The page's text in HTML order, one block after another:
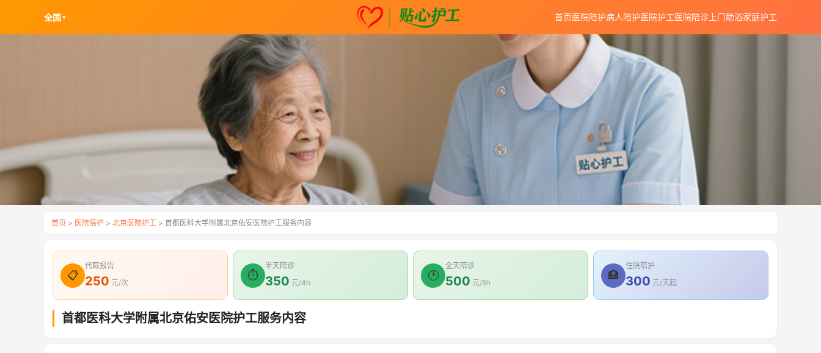
全国 ▼ 首页医院陪护病人陪护医院护工医院陪诊 上门助浴家庭护工
首页 > 医院陪护 > 北京医院护工 > 首都医科大学附属北京佑安医院护工服务内容
📋
代取报告
250 元/次
⏱
半天陪诊
350 元/4h
🕑
全天陪诊
500 元/8h
🏥
住院陪护
300 元/天起
首都医科大学附属北京佑安医院护工服务内容